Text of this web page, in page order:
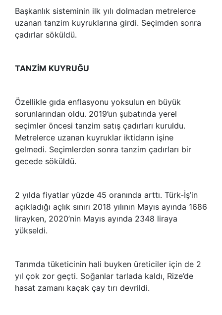
Başkanlık sisteminin ilk yılı dolmadan metrelerce
uzanan tanzim kuyruklarına girdi. Seçimden sonra
çadırlar söküldü.
TANZİM KUYRUĞU
Özellikle gıda enflasyonu yoksulun en büyük
sorunlarından oldu. 2019’un şubatında yerel
seçimler öncesi tanzim satış çadırları kuruldu.
Metrelerce uzanan kuyruklar iktidarın işine
gelmedi. Seçimlerden sonra tanzim çadırları bir
gecede söküldü.
2 yılda fiyatlar yüzde 45 oranında arttı. Türk-İş’in
açıkladığı açlık sınırı 2018 yılının Mayıs ayında 1686
lirayken, 2020’nin Mayıs ayında 2348 liraya
yükseldi.
Tarımda tüketicinin hali buyken üreticiler için de 2
yıl çok zor geçti. Soğanlar tarlada kaldı, Rize’de
hasat zamanı kaçak çay tırı devrildi.